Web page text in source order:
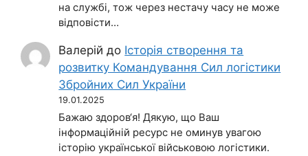
на службі, тож через нестачу часу не може
відповісти…
Валерій до Історія створення та
розвитку Командування Сил логістики
Збройних Сил України
19.01.2025
Бажаю здоров‘я! Дякую, що Ваш
інформаційній ресурс не оминув увагою
історію української військовою логістики.